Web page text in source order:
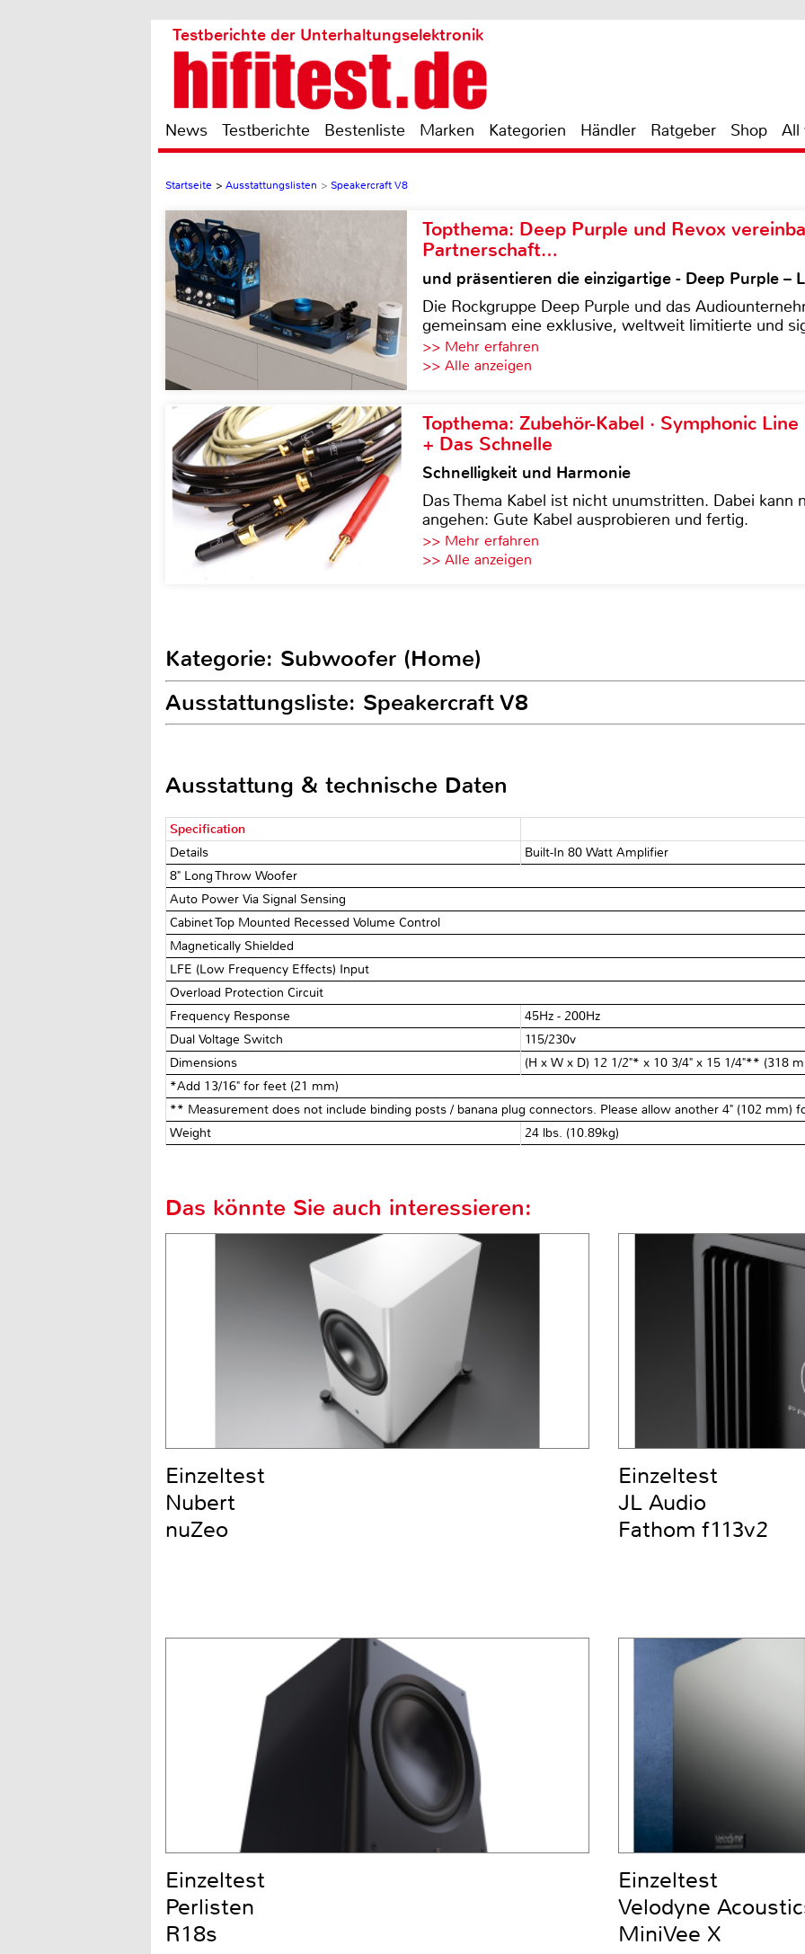
Testberichte der Unterhaltungselektronik
News Testberichte Bestenliste Marken Kategorien Händler Ratgeber Shop All
Startseite > Ausstattungslisten > Speakercraft V8
Topthema: Deep Purple und Revox
Partnerschaft…
und präsentieren die einzigartige - Deep Purple –
Die Rockgruppe Deep Purple und das
gemeinsam eine exklusive, weltweit limitierte und
>> Mehr erfahren
>> Alle anzeigen
Topthema: Zubehör-Kabel · Symphonic
+ Das Schnelle
Schnelligkeit und Harmonie
Das Thema Kabel ist nicht unumstritten. Dabei kann
angehen: Gute Kabel ausprobieren und fertig.
>> Mehr erfahren
>> Alle anzeigen
Kategorie: Subwoofer (Home)
Ausstattungsliste: Speakercraft V8
Ausstattung & technische Daten
Specification
Details
Built-In 80 Watt Amplifier
8" Long Throw Woofer
Auto Power Via Signal Sensing
Cabinet Top Mounted Recessed Volume Control
Magnetically Shielded
LFE (Low Frequency Effects) Input
Overload Protection Circuit
Frequency Response
45Hz - 200Hz
Dual Voltage Switch
115/230v
Dimensions
(H x W x D) 12 1/2"* x 10 3/4" x 15 1/4"** (318
*Add 13/16" for feet (21 mm)
** Measurement does not include binding posts / banana plug connectors. Please allow another 4" (102 mm)
Weight
24 lbs. (10.89kg)
Das könnte Sie auch interessieren:
Einzeltest
Nubert
nuZeo
Einzeltest
JL Audio
Fathom f113v2
Einzeltest
Perlisten
R18s
Einzeltest
Velodyne
MiniVee X